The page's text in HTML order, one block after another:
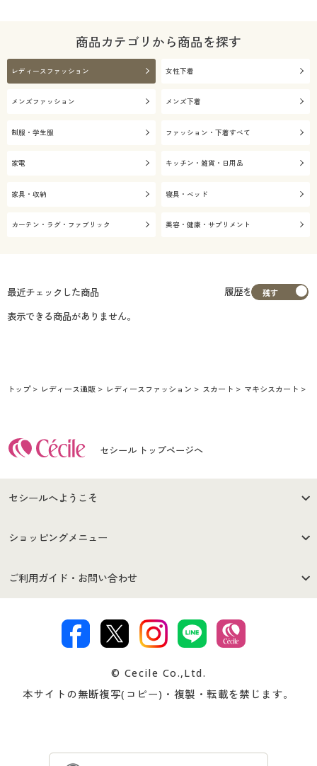
商品カテゴリから商品を探す
レディースファッション 女性下着
メンズファッション メンズ下着
制服・学生服 ファッション・下着すべて
家電 キッチン・雑貨・日用品
家具・収納 寝具・ベッド
カーテン・ラグ・ファブリック 美容・健康・サプリメント
最近チェックした商品
履歴を
表示できる商品がありません。
トップ レディース通販 レディースファッション スカート マキシスカート
セシール トップページへ
セシールへようこそ
はじめての方へ
セシールご利用規約
著作権・商標について 会社案内
ショッピングメニュー
商品カテゴリ
プレゼント＆キャンペーン サイトマップ
ご利用ガイド・お問い合わせ
交換・返品は お支払は
ついて
忘れの場合
© Cecile Co.,Ltd.
本サイトの無断複写(コピー)・複製・転載を禁じます。